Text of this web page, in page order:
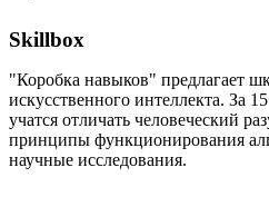
Skillbox
"Коробка навыков" предлагает
искусственного интеллекта. За
учатся отличать человеческий
принципы функционирования
научные исследования.